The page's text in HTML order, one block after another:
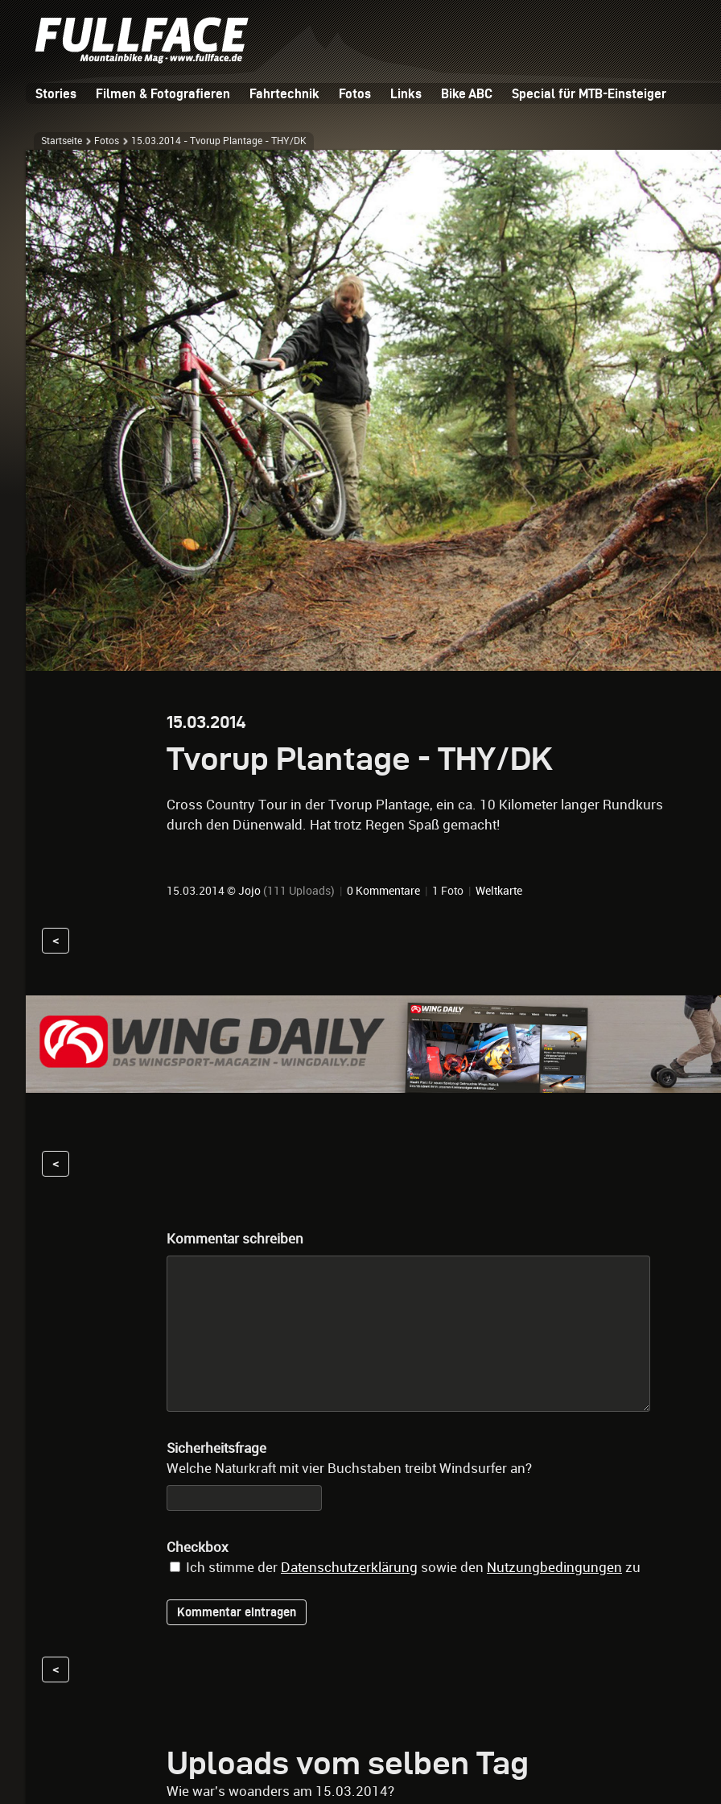
Stories Filmen & Fotografieren Fahrtechnik Fotos Links Bike ABC Special für MTB-Einsteiger
Startseite Fotos 15.03.2014 - Tvorup Plantage - THY/DK
15.03.2014
Tvorup Plantage - THY/DK
Cross Country Tour in der Tvorup Plantage, ein ca. 10 Kilometer langer Rundkurs
durch den Dünenwald. Hat trotz Regen Spaß gemacht!
15.03.2014 ©Jojo (111 Uploads) | 0 Kommentare | 1 Foto | Weltkarte
<
<
Kommentar schreiben
Sicherheitsfrage
Welche Naturkraft mit vier Buchstaben treibt Windsurfer an?
Checkbox
Ich stimme der Datenschutzerklärung sowie den Nutzungbedingungen zu
<
Uploads vom selben Tag
Wie war's woanders am 15.03.2014?